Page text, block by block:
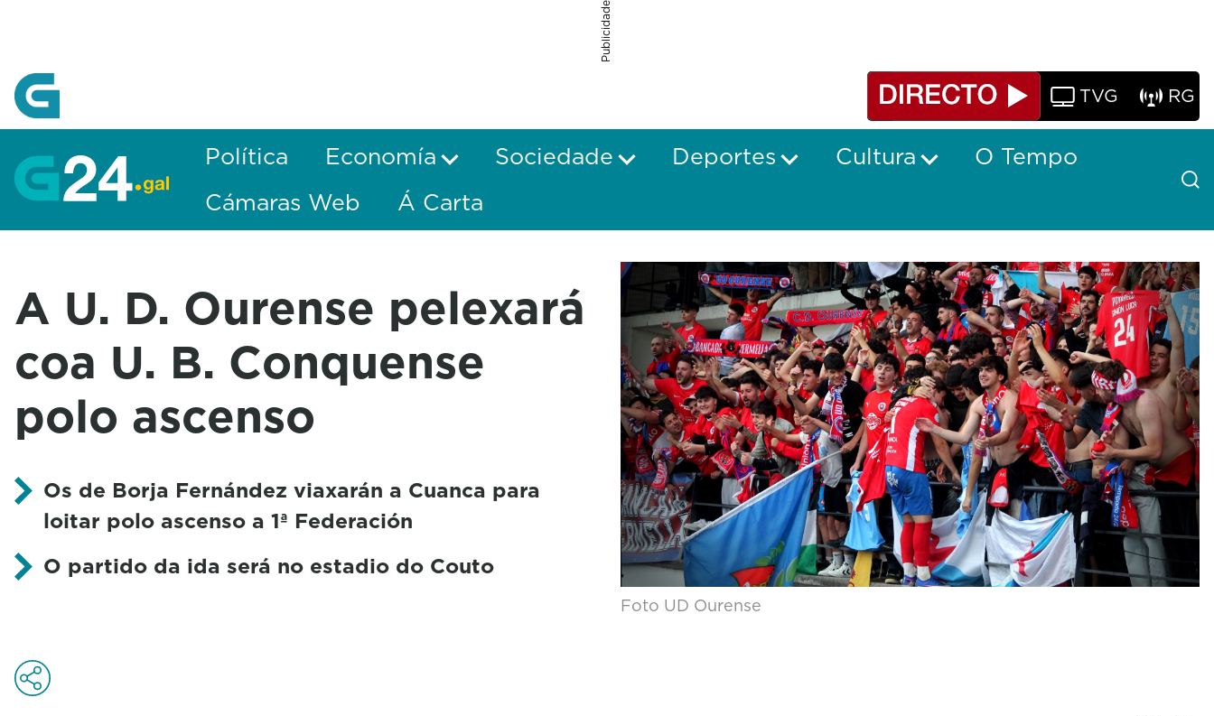
Publicidade
TVG RG
Política Economía Sociedade Deportes Cultura
O Tempo
Cámaras Web
Á Carta
A U. D. Ourense pelexará
coa U. B. Conquense
polo ascenso
Os de Borja Fernández viaxarán a Cuanca para
loitar polo ascenso a 1ª Federación
O partido da ida será no estadio do Couto
Foto UD Ourense